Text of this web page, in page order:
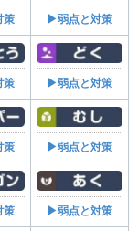
策 ▶弱点と対策
策 ▶弱点と対策
策 ▶弱点と対策
策 ▶弱点と対策